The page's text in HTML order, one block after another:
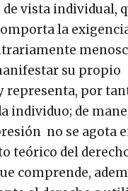
de vista individual,
la
su propio
representa, por
individuo; de
no se agota
teórico del
comprende,